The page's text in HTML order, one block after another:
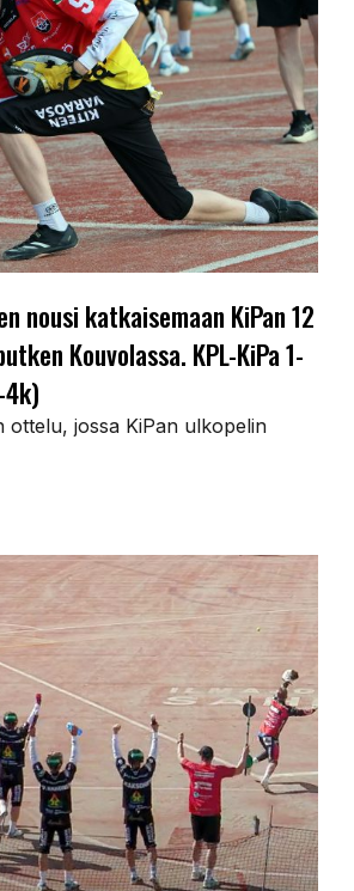
nousi katkaisemaan KiPan 12
Kouvolassa. KPL-KiPa 1-
ottelu, jossa KiPan ulkopelin